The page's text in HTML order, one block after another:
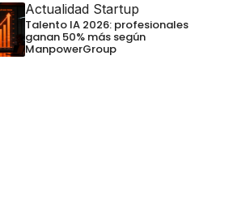
Actualidad Startup
Talento IA 2026: profesionales
ganan 50% más según
ManpowerGroup